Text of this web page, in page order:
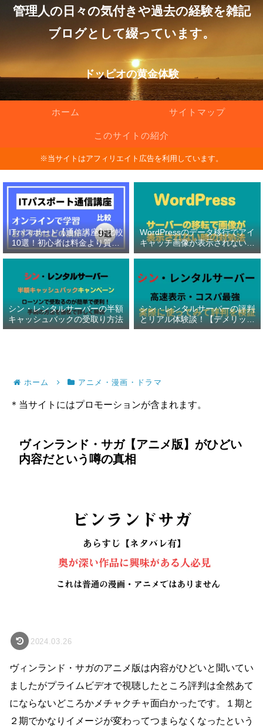
管理人の日々の気付きや過去の経験を雑記
ブログとして綴っています。
ドッピオの黄金体験
ホーム サイトマップ
このサイトの紹介
※当サイトはアフィリエイト広告を利用しています。
ITパスポート【通信講座】比較
10選！初心者は料金より質問
対応の有無を重視！
WordPressのデータ移行でアイ
キャッチ画像が表示されない原
因と対処法
シン・レンタルサーバーの半額
キャッシュバックの受取り方法
シン・レンタルサーバーの評判
とリアル体験談！【デメリット
暴露】
ホーム アニメ・漫画・ドラマ
＊当サイトにはプロモーションが含まれます。
ヴィンランド・サガ【アニメ版】がひどい
内容だという噂の真相
2024.03.26
ヴィンランド・サガのアニメ版は内容がひどいと聞いてい
ましたがプライムビデオで視聴したところ評判は全然あて
にならないどころかメチャクチャ面白かったです。１期と
２期でかなりイメージが変わってつまらなくなったという